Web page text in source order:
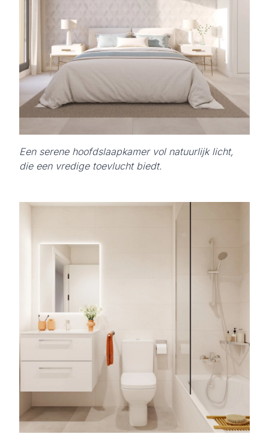
Een serene hoofdslaapkamer vol natuurlijk licht,
die een vredige toevlucht biedt.